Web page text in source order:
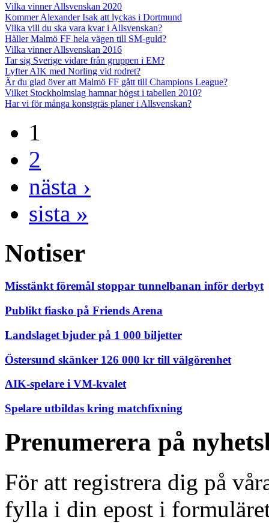
Vilka vinner Allsvenskan 2020
Kommer Alexander Isak att lyckas i Dortmund
Vilka vill du ska vara kvar i Allsvenskan?
Håller Malmö FF hela vägen till SM-guld?
Vilka vinner Allsvenskan 2016
Tar sig Sverige vidare från gruppen i EM?
Lyfter AIK med Norling vid rodret?
Är du glad över att Malmö FF gått till Champions League?
Vilket Stockholmslag hamnar högst i tabellen 2010?
Har vi för många konstgräs planer i Allsvenskan?
1
2
nästa ›
sista »
Notiser
Misstänkt föremål stoppar tunnelbanan inför derbyt
Publikt fiasko på Friends Arena
Landslaget bjuder på 1 000 biljetter
Östersund skänker 126 000 kr till välgörenhet
AIK-spelare i VM-kvalet
Spelare utbildas kring matchfixning
Prenumerera på
För att registrera dig på
fylla i din epost i